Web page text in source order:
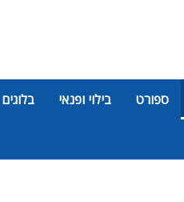
ספורט בילוי ופנאי בלוגים